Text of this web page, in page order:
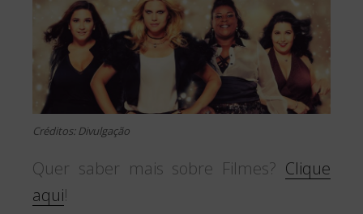
Créditos: Divulgação
Quer saber mais sobre Filmes? Clique
aqui!